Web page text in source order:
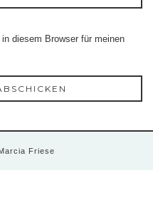
diesem Browser für meinen
Friese